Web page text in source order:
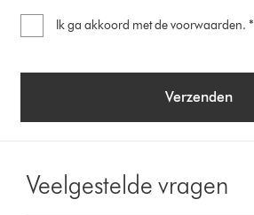
Ik ga akkoord met de voorwaarden. *
Verzenden
Veelgestelde vragen